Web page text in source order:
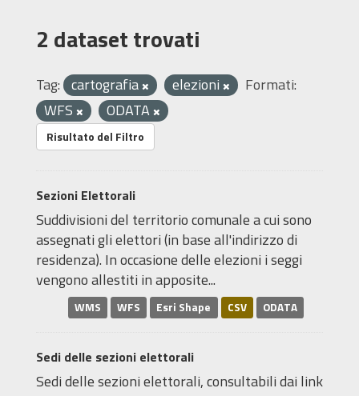
2 dataset trovati
Tag: cartografia elezioni
Formati:
WFS
ODATA
Risultato del Filtro
Sezioni Elettorali
Suddivisioni del territorio comunale a cui sono
assegnati gli elettori (in base all'indirizzo di
residenza). In occasione delle elezioni i seggi
vengono allestiti in apposite...
WMS WFS Esri Shape CSV ODATA
Sedi delle sezioni elettorali
Sedi delle sezioni elettorali, consultabili dai link